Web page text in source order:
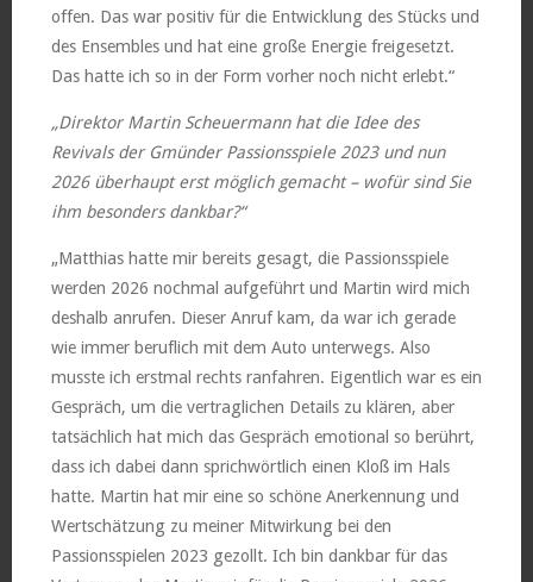
offen. Das war positiv für die Entwicklung des Stücks und
des Ensembles und hat eine große Energie freigesetzt.
Das hatte ich so in der Form vorher noch nicht erlebt.“
„Direktor Martin Scheuermann hat die Idee des
Revivals der Gmünder Passionsspiele 2023 und nun
2026 überhaupt erst möglich gemacht – wofür sind Sie
ihm besonders dankbar?“
„Matthias hatte mir bereits gesagt, die Passionsspiele
werden 2026 nochmal aufgeführt und Martin wird mich
deshalb anrufen. Dieser Anruf kam, da war ich gerade
wie immer beruflich mit dem Auto unterwegs. Also
musste ich erstmal rechts ranfahren. Eigentlich war es ein
Gespräch, um die vertraglichen Details zu klären, aber
tatsächlich hat mich das Gespräch emotional so berührt,
dass ich dabei dann sprichwörtlich einen Kloß im Hals
hatte. Martin hat mir eine so schöne Anerkennung und
Wertschätzung zu meiner Mitwirkung bei den
Passionsspielen 2023 gezollt. Ich bin dankbar für das